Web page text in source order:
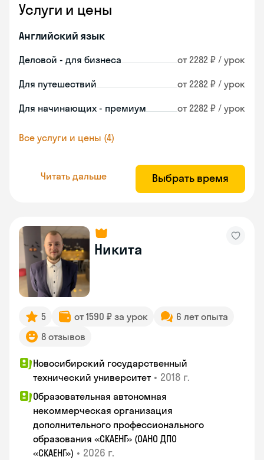
Услуги и цены
Английский язык
Деловой - для бизнеса от 2282 ₽ / урок
Для путешествий от 2282 ₽ / урок
Для начинающих - премиум от 2282 ₽ / урок
Все услуги и цены (4)
Читать дальше Выбрать время
Никита
5 от 1590 ₽ за урок
6 лет опыта
8 отзывов
Новосибирский государственный
технический университет • 2018 г.
Образовательная автономная
некоммерческая организация
дополнительного профессионального
образования «СКАЕНГ» (ОАНО ДПО
«СКАЕНГ») • 2026 г.